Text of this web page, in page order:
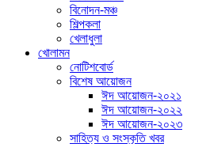
বিনোদন-মঞ্চ
শিল্পকলা
খেলাধুলা
খোলামন
নোটিশবোর্ড
বিশেষ আয়োজন
ঈদ আয়োজন-২০২১
ঈদ আয়োজন-২০২২
ঈদ আয়োজন-২০২৩
সাহিত্য ও সংস্কৃতি খবর